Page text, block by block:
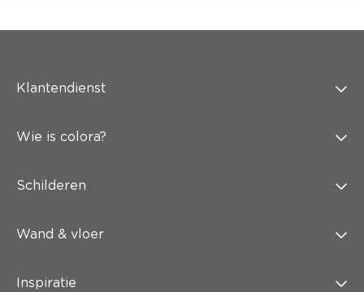
Klantendienst
Wie is colora?
Schilderen
Wand & vloer
Inspiratie